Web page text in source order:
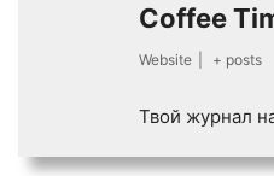
Coffee
Website + posts
Твой журнал